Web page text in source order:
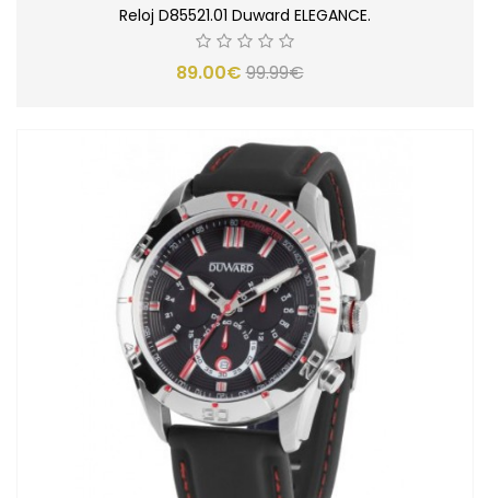
Reloj D85521.01 Duward ELEGANCE.
89.00€99.99€